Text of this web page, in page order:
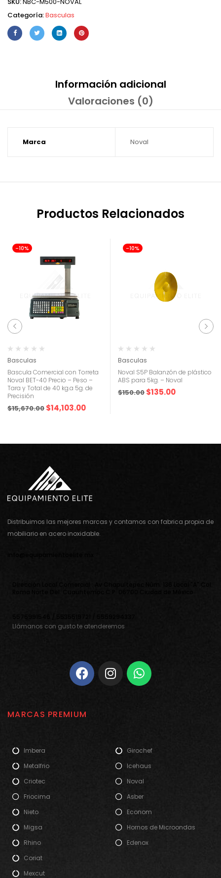
SKU:NBC-M500-NOVAL
Categoría:Basculas
Información adicional
Valoraciones (0)
Marca Noval
Productos Relacionados
-10%
Basculas
Bascula Comercial con Torreta
Noval BET-40 Precio – Peso –
Tara y Total de 40 kg.a 5g. de
Precisión
$15,670.00 $14,103.00
-10%
Basculas
Noval S5P Balanzón de plástico
ABS para 5kg. – Noval
$150.00 $135.00
Distribuimos las mejores marcas y contamos con fabrica propia de
mobiliario en acero inoxidable.
Llámanos con gusto te atenderemos
MARCAS PREMIUM
Imbera
Metalfrio
Criotec
Friocima
Nieto
Migsa
Rhino
Coriat
Mexcut
Girochef
Icehaus
Noval
Asber
Econom
Hornos de Microondas
Edenox